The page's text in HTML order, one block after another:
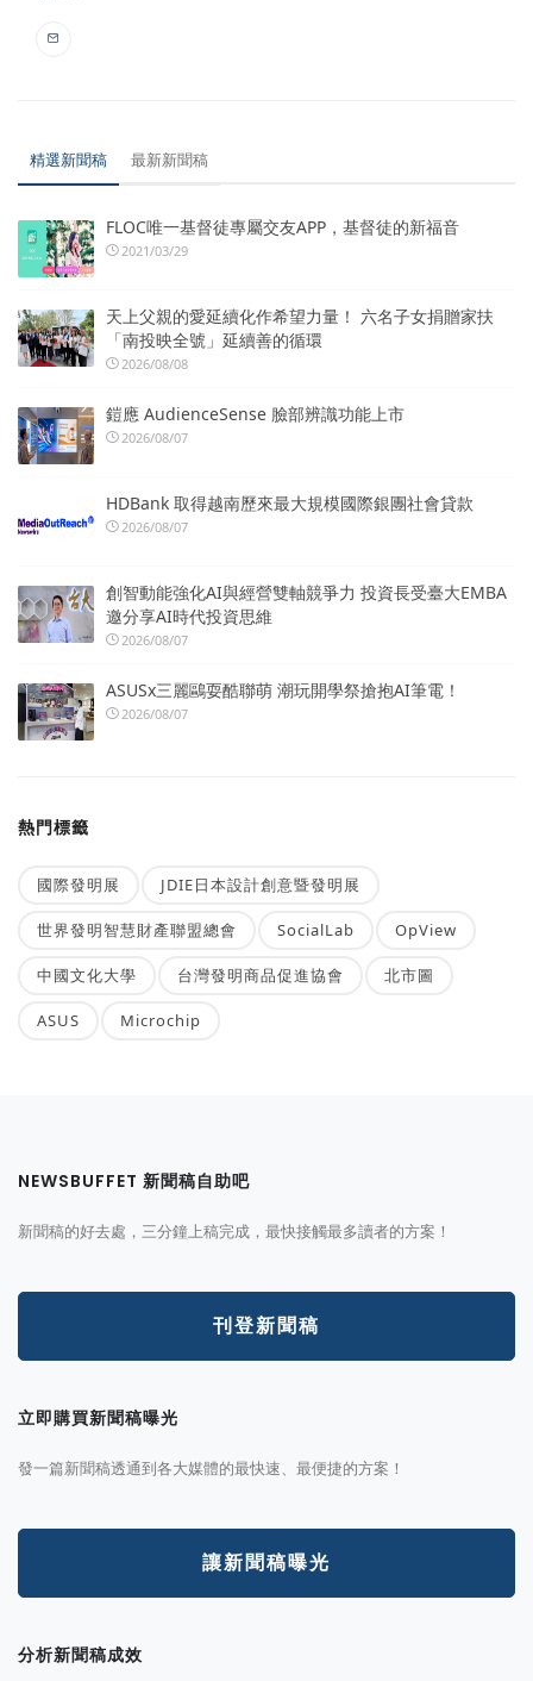
精選新聞稿 最新新聞稿
FLOC唯一基督徒專屬交友APP，基督徒的新福音
2021/03/29
天上父親的愛延續化作希望力量！ 六名子女捐贈家扶
「南投映全號」延續善的循環
2026/08/08
鎧應 AudienceSense 臉部辨識功能上市
2026/08/07
HDBank 取得越南歷來最大規模國際銀團社會貸款
2026/08/07
創智動能強化AI與經營雙軸競爭力 投資長受臺大EMBA
邀分享AI時代投資思維
2026/08/07
ASUSx三麗鷗耍酷聯萌 潮玩開學祭搶抱AI筆電！
2026/08/07
熱門標籤
國際發明展 JDIE日本設計創意暨發明展
世界發明智慧財產聯盟總會 SocialLab OpView
中國文化大學 台灣發明商品促進協會 北市圖
ASUS Microchip
NEWSBUFFET 新聞稿自助吧
新聞稿的好去處，三分鐘上稿完成，最快接觸最多讀者的方案！
刊登新聞稿
立即購買新聞稿曝光
發一篇新聞稿透通到各大媒體的最快速、最便捷的方案！
讓新聞稿曝光
分析新聞稿成效